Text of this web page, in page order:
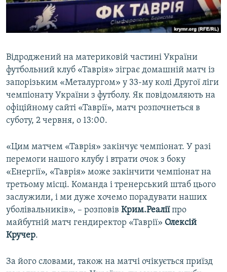
ВІДЕОУРОКИ «ELIFBE»
СВІДЧЕННЯ ОКУПАЦІЇ
ІНФОГРАФІКА
Русский
Qırımtatar
ДОЛУЧАЙСЯ!
Усі сайти RFE/RL
Відроджений на материковій частині України
футбольний клуб «Таврія» зіграє домашній матч із
запорізьким «Металургом» у 33-му колі Другої ліги
чемпіонату України з футболу. Як повідомляють на
офіційному сайті «Таврії», матч розпочнеться в
суботу, 2 червня, о 13:00.
«Цим матчем «Таврія» закінчує чемпіонат. У разі
перемоги нашого клубу і втрати очок з боку
«Енергії», «Таврія» може закінчити чемпіонат на
третьому місці. Команда і тренерський штаб цього
заслужили, і ми дуже хочемо порадувати наших
уболівальників», – розповів Крим.Реаліїпро
майбутній матч гендиректор «Таврії» Олексій
Кручер.
За його словами, також на матчі очікується приїзд